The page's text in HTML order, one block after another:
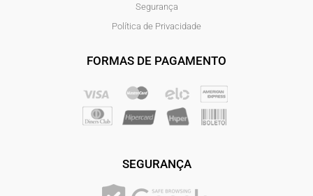
Segurança
Política de Privacidade
FORMAS DE PAGAMENTO
SEGURANÇA